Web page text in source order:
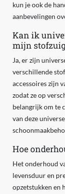
kun je ook de
aanbevelingen
Kan ik
mijn
Ja, er zijn
verschillende
accessoires zijn
zodat ze op
belangrijk om te
van deze
Hoe
Het onderhoud
levensduur en
opzetstukken en